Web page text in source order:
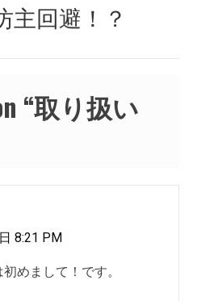
主回避！？
“取り扱い
8:21 PM
めまして！です。